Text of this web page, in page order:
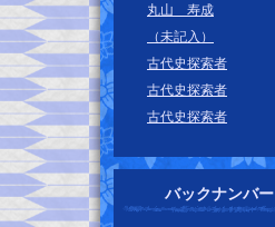
丸山 寿成
（未記入）
古代史探索者
古代史探索者
古代史探索者
バックナンバー